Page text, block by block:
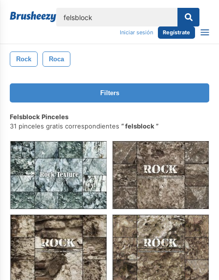
Iniciar sesión Regístrate
Rock Roca
Filters
Felsblock Pinceles
31 pinceles gratis correspondientes
felsblock